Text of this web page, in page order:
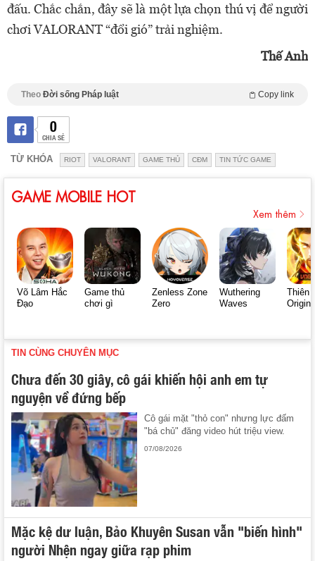
đấu. Chắc chắn, đây sẽ là một lựa chọn thú vị để người
chơi VALORANT “đổi gió” trải nghiệm.
Thế Anh
Theo Đời sống Pháp luật Copy link
0
CHIA SẺ
TỪ KHÓA RIOT VALORANT GAME THỦ CĐM TIN TỨC GAME
GAME MOBILE HOT
Xem thêm
Võ Lâm Hắc
Đạo
Game thủ
chơi gì
Zenless Zone
Zero
Wuthering
Waves
Thiên
Origin
TIN CÙNG CHUYÊN MỤC
Chưa đến 30 giây, cô gái khiến hội anh em tự
nguyện về đứng bếp
Cô gái mặt "thỏ con" nhưng lực đấm
"bá chủ" đăng video hút triệu view.
07/08/2026
Mặc kệ dư luận, Bảo Khuyên Susan vẫn "biến hình"
người Nhện ngay giữa rạp phim